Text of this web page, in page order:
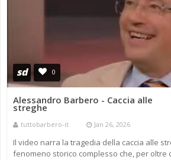
sd 0
Alessandro Barbero - Caccia alle
streghe
tuttobarbero-it Jan 26, 2026
Il video narra la tragedia della caccia alle
fenomeno storico complesso che, per oltre